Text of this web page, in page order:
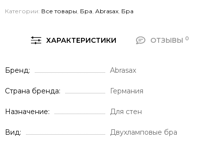
Категории: Все товары, Бра, Abrasax, Бра
ХАРАКТЕРИСТИКИ ОТЗЫВЫ 0
Бренд Abrasax
Страна бренда Германия
Назначение Для стен
Вид Двухламповые бра